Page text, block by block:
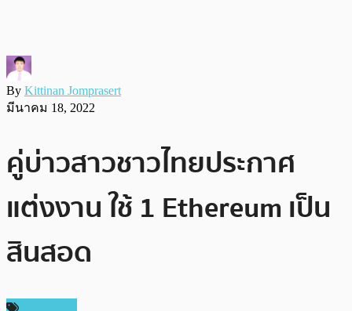
By Kittinan Jomprasert
มีนาคม 18, 2022
คู่บ่าวสาวชาวไทยประกาศ
แต่งงาน ใช้ 1 Ethereum เป็น
สินสอด